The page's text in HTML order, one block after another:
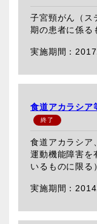
子宮頸がん（ス
期の患者に係る
食道アカラシア
食道アカラシア
運動機能障害を
いるものに限る）